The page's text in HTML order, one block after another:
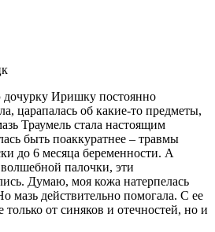
Иришку постоянно
царапалась об какие-то предметы,
Траумель стала настоящим
быть поаккуратнее – травмы
до 6 месяца беременности. А
палочки, эти
Думаю, моя кожа натерпелась
мазь действительно помогала. С ее
от синяков и отечностей, но и